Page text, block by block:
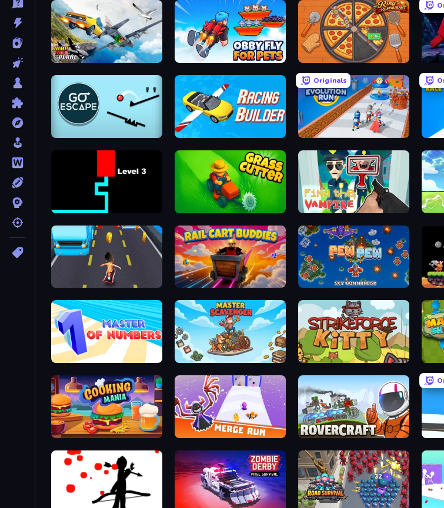
Jump Into The Plane Obby Fly For Pets Ring Restaurant
Racing Builder
Originals
Age Evolution Run
Scary Maze Find the Vampire
Bus and Subway Runner Rail Cart Buddies Pew Pew 12
Master of Numbers Master Scavenger StrikeForce Kitty
Cooking Mania Merge Run Rovercraft